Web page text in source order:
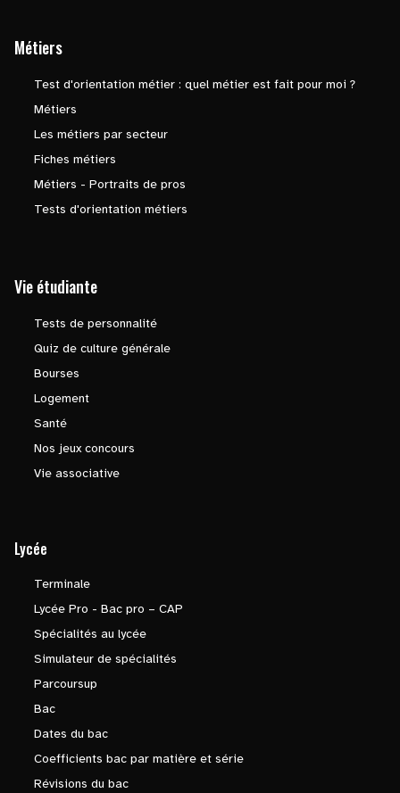
Métiers
Test d'orientation métier : quel métier est fait pour moi ?
Métiers
Les métiers par secteur
Fiches métiers
Métiers - Portraits de pros
Tests d'orientation métiers
Vie étudiante
Tests de personnalité
Quiz de culture générale
Bourses
Logement
Santé
Nos jeux concours
Vie associative
Lycée
Terminale
Lycée Pro - Bac pro – CAP
Spécialités au lycée
Simulateur de spécialités
Parcoursup
Bac
Dates du bac
Coefficients bac par matière et série
Révisions du bac